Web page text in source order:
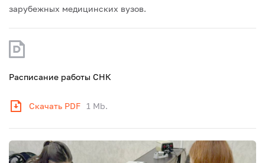
зарубежных медицинских вузов.
Расписание работы СНК
Скачать PDF 1 Mb.